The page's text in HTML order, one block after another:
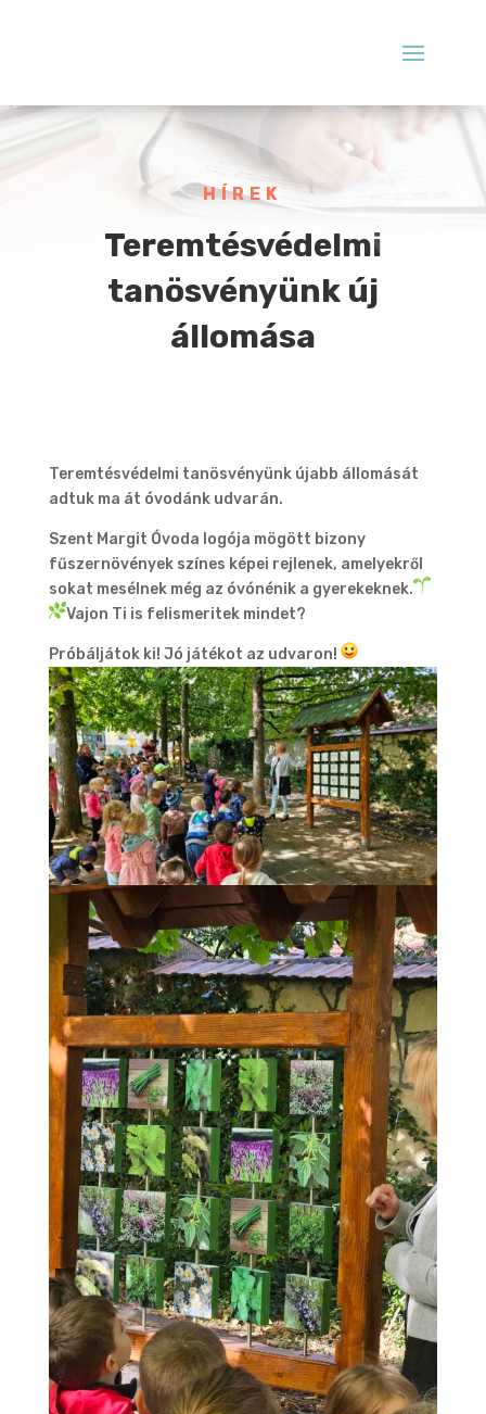
HÍREK
Teremtésvédelmi
tanösvényünk új
állomása
Teremtésvédelmi tanösvényünk újabb állomását
adtuk ma át óvodánk udvarán.
Szent Margit Óvoda logója mögött bizony
fűszernövények színes képei rejlenek, amelyekről
sokat mesélnek még az óvónénik a gyerekeknek.
Vajon Ti is felismeritek mindet?
Próbáljátok ki! Jó játékot az udvaron!